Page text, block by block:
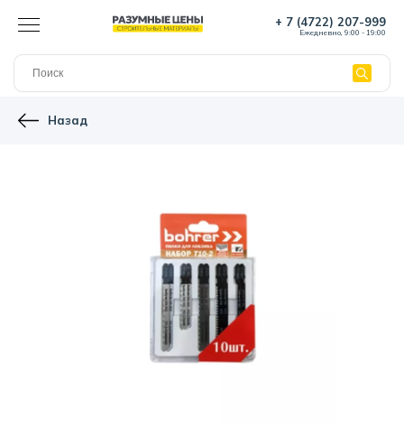
+ 7 (4722) 207-999
Ежедневно, 9:00 - 19:00
Назад